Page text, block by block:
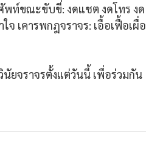
พท์ขณะขับขี่: งดแชต งดโทร งด
จ เคารพกฎจราจร: เอื้อเฟื้อเผื่อ
ยจราจรตั้งแต่วันนี้ เพื่อร่วมกัน